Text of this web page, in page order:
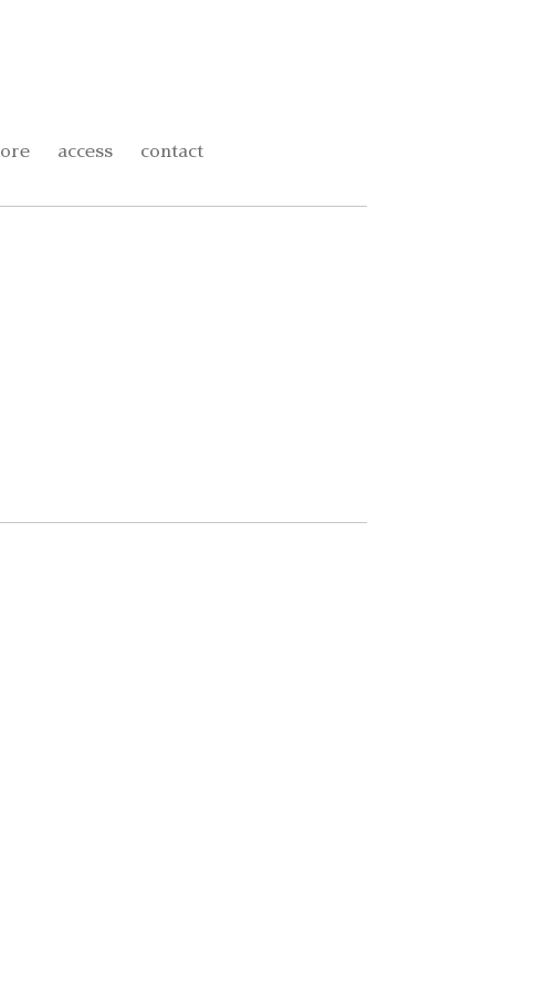
access contact